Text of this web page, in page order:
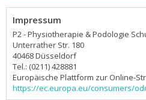
Impressum
P2 - Physiotherapie & Podologie
Unterrather Str. 180
40468 Düsseldorf
Tel.: (0211) 428881
Europäische Plattform zur Online-
https://ec.europa.eu/consumers/